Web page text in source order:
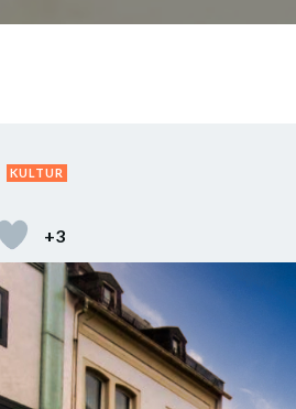
KULTUR
+3